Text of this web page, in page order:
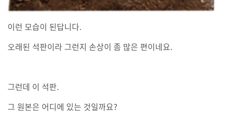
이런 모습이 된답니다.
오래된 석판이라 그런지 손상이 좀 많은 편이네요.
그런데 이 석판.
그 원본은 어디에 있는 것일까요?